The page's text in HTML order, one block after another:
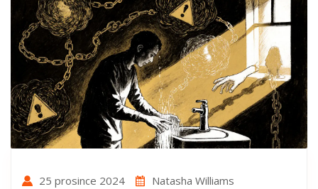
25 prosince 2024 Natasha Williams